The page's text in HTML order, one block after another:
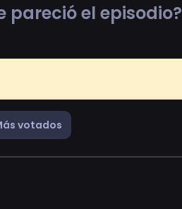
pareció el episodio?
votados